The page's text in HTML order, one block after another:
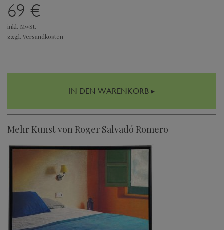
69 €
inkl. MwSt.
zzgl. Versandkosten
IN DEN WARENKORB ▸
Mehr Kunst von Roger Salvadó Romero